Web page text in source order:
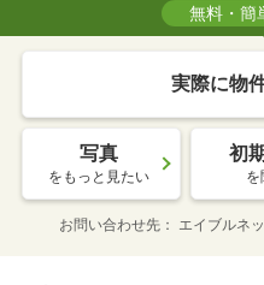
無料・簡
実際に物
写真
をもっと見たい
初
を
お問い合わせ先 エイブルネ